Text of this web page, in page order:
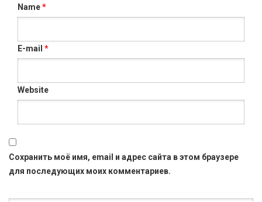
Name*
E-mail *
Website
Сохранить моё имя, email и адрес сайта в этом браузере
для последующих моих комментариев.